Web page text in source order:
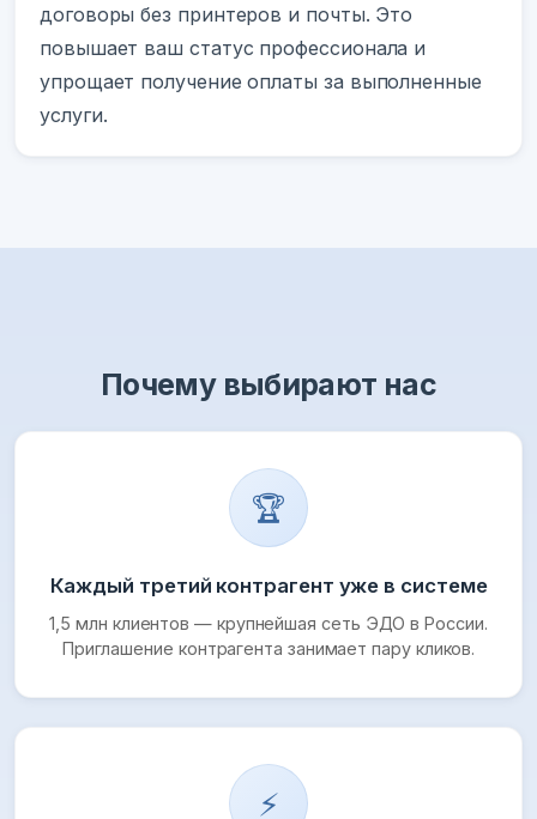
договоры без принтеров и почты. Это
повышает ваш статус профессионала и
упрощает получение оплаты за выполненные
услуги.
Почему выбирают нас
🏆
Каждый третий контрагент уже в системе
1,5 млн клиентов — крупнейшая сеть ЭДО в России.
Приглашение контрагента занимает пару кликов.
⚡